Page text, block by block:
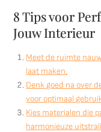
8 Tips voor
Jouw Interieur
Meet de ruimte
laat maken.
Denk goed na over
voor optimaal
Kies materialen die
harmonieuze